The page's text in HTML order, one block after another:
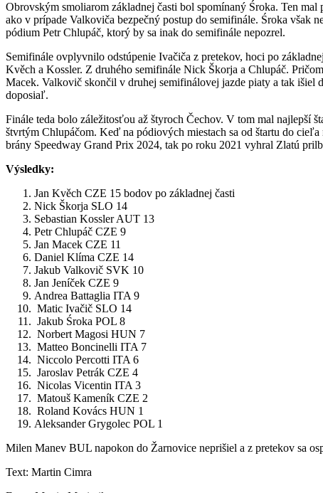
Obrovským smoliarom základnej časti bol spomínaný Śroka. Ten
ako v prípade Valkoviča bezpečný postup do semifinále. Śroka však
pódium Petr Chlupáč, ktorý by sa inak do semifinále nepozrel.
Semifinále ovplyvnilo odstúpenie Ivačiča z pretekov, hoci po
Kvěch a Kossler. Z druhého semifinále Nick Škorja a Chlupáč.
Macek. Valkovič skončil v druhej semifinálovej jazde piaty a tak išiel
doposiaľ.
Finále teda bolo záležitosťou až štyroch Čechov. V tom mal najlepší
štvrtým Chlupáčom. Keď na pódiových miestach sa od štartu do
brány Speedway Grand Prix 2024, tak po roku 2021 vyhral Zlatú
Výsledky:
Jan Kvěch CZE 15 bodov po základnej časti
Nick Škorja SLO 14
Sebastian Kossler AUT 13
Petr Chlupáč CZE 9
Jan Macek CZE 11
Daniel Klíma CZE 14
Jakub Valkovič SVK 10
Jan Jeníček CZE 9
Andrea Battaglia ITA 9
Matic Ivačič SLO 14
Jakub Śroka POL 8
Norbert Magosi HUN 7
Matteo Boncinelli ITA 7
Niccolo Percotti ITA 6
Jaroslav Petrák CZE 4
Nicolas Vicentin ITA 3
Matouš Kameník CZE 2
Roland Kovács HUN 1
Aleksander Grygolec POL 1
Milen Manev BUL napokon do Žarnovice neprišiel a z pretekov sa
Text: Martin Cimra